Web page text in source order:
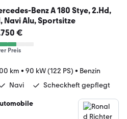
Benz A 180 Stye, 2.Hd,
Navi Alu, Sportsitze
€
Preis
km • 90 kW (122 PS) • Benzin
Navi Scheckheft gepflegt